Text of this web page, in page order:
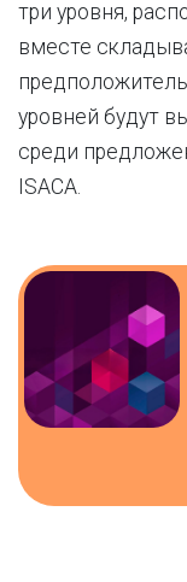
три уровня,
вместе
уровней будут
среди
ISACA.